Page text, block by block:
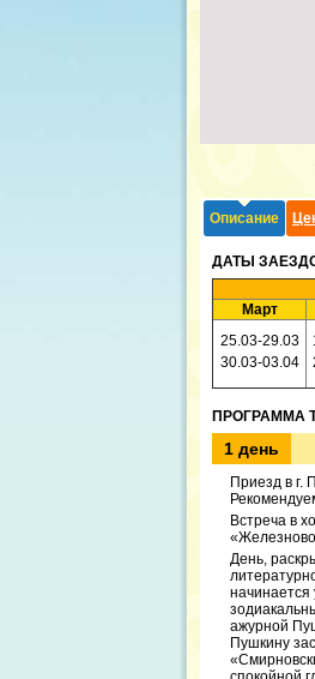
Описание
ДАТЫ
Март
25.03-29.03
30.03-03.04
ПРОГРАММА
1 день
Приезд в г.
Встреча в
День,
начинается
ажурной
Пушкину